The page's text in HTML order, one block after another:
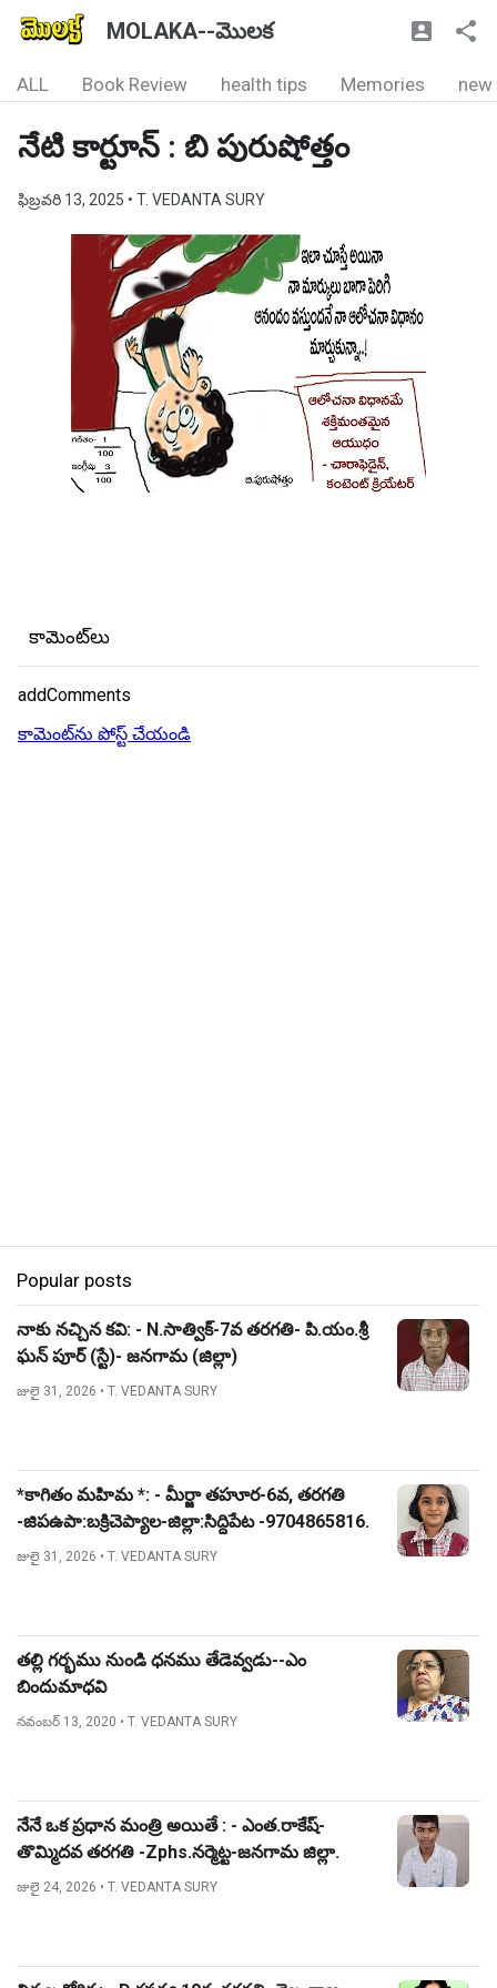
MOLAKA--మొలక
ALL Book Review health tips Memories new
నేటి కార్టూన్ : బి పురుషోత్తం
ఫిబ్రవరి 13, 2025 • T. VEDANTA SURY
కామెంట్‌లు
addComments
కామెంట్‌ను పోస్ట్ చేయండి
Popular posts
నాకు నచ్చిన కవి: - N.సాత్విక్-7వ తరగతి- పి.యం.శ్రీ
ఘన్ పూర్ (స్టే)- జనగామ (జిల్లా)
జులై 31, 2026 • T. VEDANTA SURY
*కాగితం మహిమ *: - మీర్జా తహూర-6వ, తరగతి
-జిపఉపా:బక్రిచెప్యాల-జిల్లా:సిద్దిపేట -9704865816.
జులై 31, 2026 • T. VEDANTA SURY
తల్లి గర్భము నుండి ధనము తేడెవ్వడు--ఎం
బిందుమాధవి
నవంబర్ 13, 2020 • T. VEDANTA SURY
నేనే ఒక ప్రధాన మంత్రి అయితే : - ఎంత.రాకేష్-
తొమ్మిదవ తరగతి -Zphs.నర్మెట్ట-జనగామ జిల్లా.
జులై 24, 2026 • T. VEDANTA SURY